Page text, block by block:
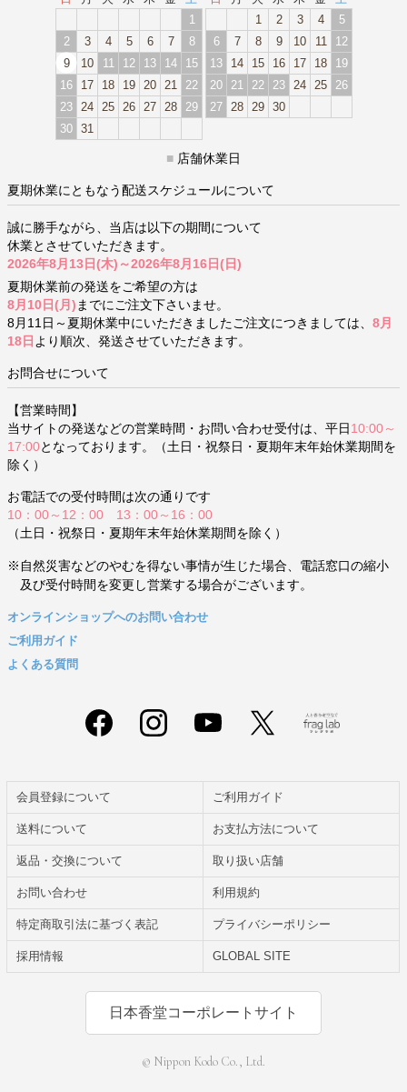
1
2
3 4 5 6 7
8
9
10 11 12 13 14
15
16
17 18 19 20 21
22
23
24 25 26 27 28
29
30 31
1
2 3 4
5
6
7 8 9 10 11
12
13
14 15 16 17 18
19
20
21 22 23 24 25
26
27
28 29 30
■ 店舗休業日
夏期休業にともなう配送スケジュールについて
誠に勝手ながら、当店は以下の期間について
休業とさせていただきます。
2026年8月13日(木)～2026年8月16日(日)
夏期休業前の発送をご希望の方は
8月10日(月) までにご注文下さいませ。
8月11日～夏期休業中にいただきましたご注文につきましては、 8月
18日 より順次、発送させていただきます。
お問合せについて
【営業時間】
当サイトの発送などの営業時間・お問い合わせ受付は、平日 10:00～
17:00となっております。（土日・祝祭日・夏期年末年始休業期間を
除く）
お電話での受付時間は次の通りです
10：00～12：00 13：00～16：00
（土日・祝祭日・夏期年末年始休業期間を除く）
※自然災害などのやむを得ない事情が生じた場合、電話窓口の縮小
及び受付時間を変更し営業する場合がございます。
オンラインショップへのお問い合わせ
ご利用ガイド
よくある質問
会員登録について ご利用ガイド
送料について お支払方法について
返品・交換について 取り扱い店舗
お問い合わせ 利用規約
特定商取引法に基づく表記 プライバシーポリシー
採用情報 GLOBAL SITE
日本香堂コーポレートサイト
© Nippon Kodo Co., Ltd.